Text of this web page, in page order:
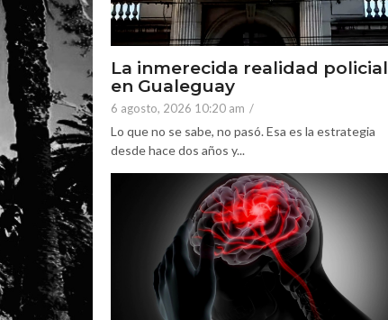
La inmerecida realidad policial
en Gualeguay
6 agosto, 2026 10:20 am /
Lo que no se sabe, no pasó. Esa es la estrategia
desde hace dos años y...